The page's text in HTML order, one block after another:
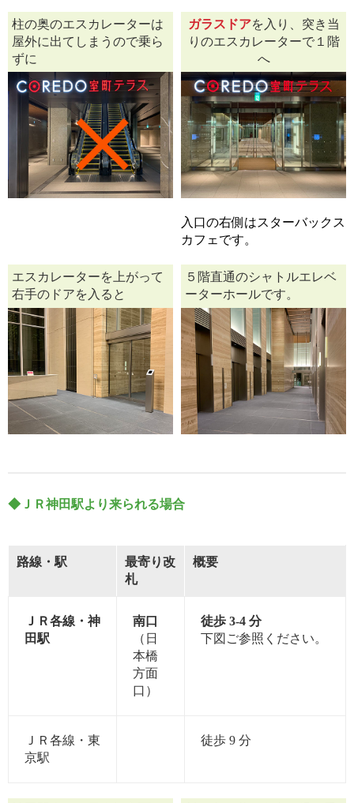
柱の奥のエスカレーターは
屋外に出てしまうので乗ら
ずに
ガラスドアを入り、突き当
りのエスカレーターで１階
へ
入口の右側はスターバックス
カフェです。
エスカレーターを上がって
右手のドアを入ると
５階直通のシャトルエレベ
ーターホールです。
◆ＪＲ神田駅より来られる場合
路線・駅
最寄り改
札
概要
ＪＲ各線・神
田駅
南口
（日
本橋
方面
口）
徒歩 3-4 分
下図ご参照ください。
ＪＲ各線・東
京駅
徒歩 9 分